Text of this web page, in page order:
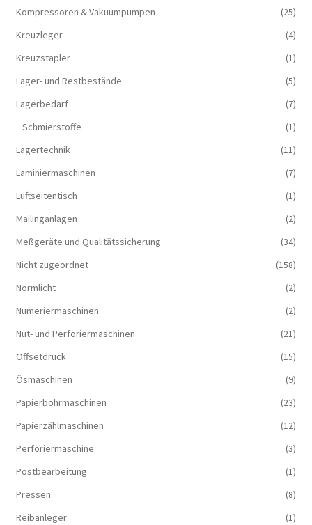
Kompressoren & Vakuum­pumpen
(25)
Kreuzleger
(4)
Kreuzstapler
(1)
Lager- und Restbestände
(5)
Lagerbedarf
(7)
Schmierstoffe
(1)
Lagertechnik
(11)
Laminiermaschinen
(7)
Luftseitentisch
(1)
Mailinganlagen
(2)
Meßgeräte und Qualitätssicherung
(34)
Nicht zugeordnet
(158)
Normlicht
(2)
Numeriermaschinen
(2)
Nut- und Perforiermaschinen
(21)
Offsetdruck
(15)
Ösmaschinen
(9)
Papierbohrmaschinen
(23)
Papierzählmaschinen
(12)
Perforiermaschine
(3)
Postbearbeitung
(1)
Pressen
(8)
Reibanleger
(1)